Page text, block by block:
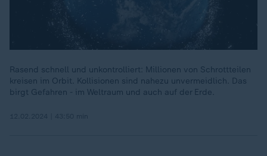
Rasend schnell und unkontrolliert: Millionen von Schrottteilen
kreisen im Orbit. Kollisionen sind nahezu unvermeidlich. Das
birgt Gefahren - im Weltraum und auch auf der Erde.